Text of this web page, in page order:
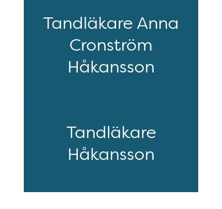
Tandläkare Anna
Cronström
Håkansson
Tandläkare
Håkansson